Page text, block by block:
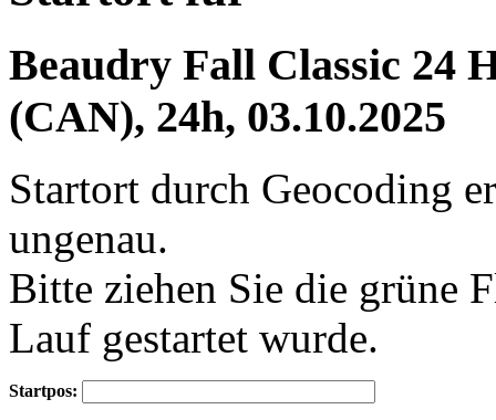
Beaudry Fall Classic 24
(CAN), 24h, 03.10.2025
Startort durch Geocoding
ungenau.
Bitte ziehen Sie die grüne
Lauf gestartet wurde.
Startpos: